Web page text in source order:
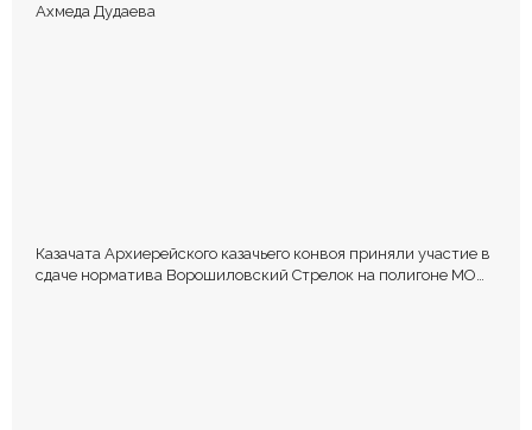
Ахмеда Дудаева
Казачата Архиерейского казачьего конвоя приняли участие в
сдаче норматива Ворошиловский Стрелок на полигоне МО